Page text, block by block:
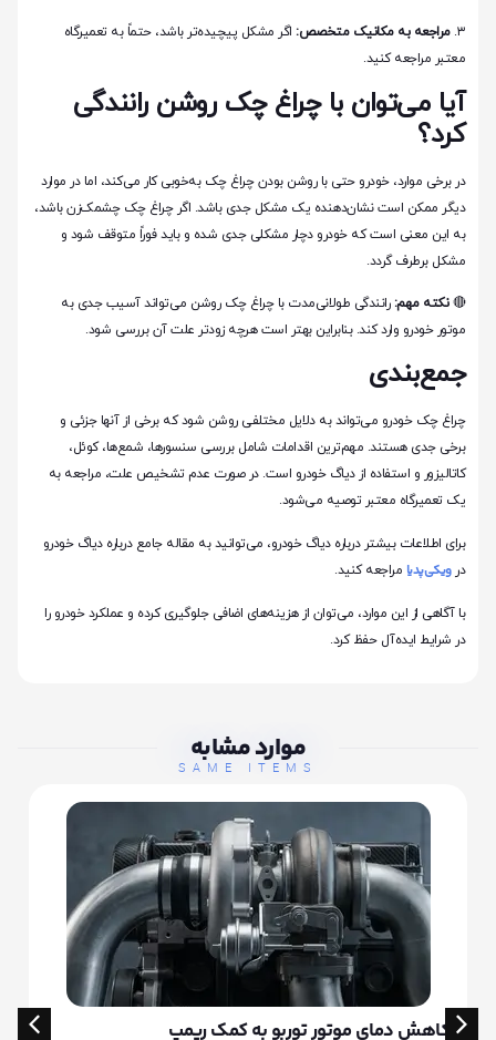
۳. مراجعه به مکانیک متخصص: اگر مشکل پیچیده‌تر باشد، حتماً به تعمیرگاه
معتبر مراجعه کنید.
آیا می‌توان با چراغ چک روشن رانندگی
کرد؟
در برخی موارد، خودرو حتی با روشن بودن چراغ چک به‌خوبی کار می‌کند، اما در موارد
دیگر ممکن است نشان‌دهنده یک مشکل جدی باشد. اگر چراغ چک چشمک‌زن باشد،
به این معنی است که خودرو دچار مشکلی جدی شده و باید فوراً متوقف شود و
مشکل برطرف گردد.
🔴نکته مهم: رانندگی طولانی‌مدت با چراغ چک روشن می‌تواند آسیب جدی به
موتور خودرو وارد کند. بنابراین بهتر است هرچه زودتر علت آن بررسی شود.
جمع‌بندی
چراغ چک خودرو می‌تواند به دلایل مختلفی روشن شود که برخی از آنها جزئی و
برخی جدی هستند. مهم‌ترین اقدامات شامل بررسی سنسورها، شمع‌ها، کوئل،
کاتالیزور و استفاده از دیاگ خودرو است. در صورت عدم تشخیص علت، مراجعه به
یک تعمیرگاه معتبر توصیه می‌شود.
برای اطلاعات بیشتر درباره دیاگ خودرو، می‌توانید به مقاله جامع درباره دیاگ خودرو
درویکی‌پدیا مراجعه کنید.
با آگاهی از این موارد، می‌توان از هزینه‌های اضافی جلوگیری کرده و عملکرد خودرو را
در شرایط ایده‌آل حفظ کرد.
موارد مشابه
SAME ITEMS
کاهش دمای موتور توربو به کمک ریمپ